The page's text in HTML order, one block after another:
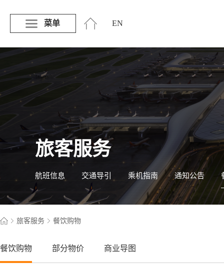
菜单 EN
旅客服务
航班信息 交通导引 乘机指南 通知公告
旅客服务 餐饮购物
餐饮购物 部分物价 商业导图